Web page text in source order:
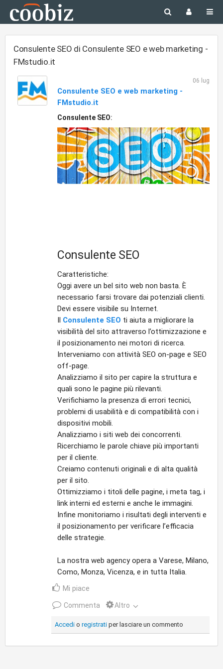
Consulente SEO di Consulente SEO e web marketing -
FMstudio.it
06 lug
Consulente SEO e web marketing -
FMstudio.it
Consulente SEO:
Consulente SEO
Caratteristiche:
Oggi avere un bel sito web non basta. È
necessario farsi trovare dai potenziali clienti.
Devi essere visibile su Internet.
Il Consulente SEO ti aiuta a migliorare la
visibilità del sito attraverso l’ottimizzazione e
il posizionamento nei motori di ricerca.
Interveniamo con attività SEO on-page e SEO
off-page.
Analizziamo il sito per capire la struttura e
quali sono le pagine più rilevanti.
Verifichiamo la presenza di errori tecnici,
problemi di usabilità e di compatibilità con i
dispositivi mobili.
Analizziamo i siti web dei concorrenti.
Ricerchiamo le parole chiave più importanti
per il cliente.
Creiamo contenuti originali e di alta qualità
per il sito.
Ottimizziamo i titoli delle pagine, i meta tag, i
link interni ed esterni e anche le immagini.
Infine monitoriamo i risultati degli interventi e
il posizionamento per verificare l’efficacia
delle strategie.
La nostra web agency opera a Varese, Milano,
Como, Monza, Vicenza, e in tutta Italia.
Mi piace
Commenta Altro
Accedi o registrati per lasciare un commento